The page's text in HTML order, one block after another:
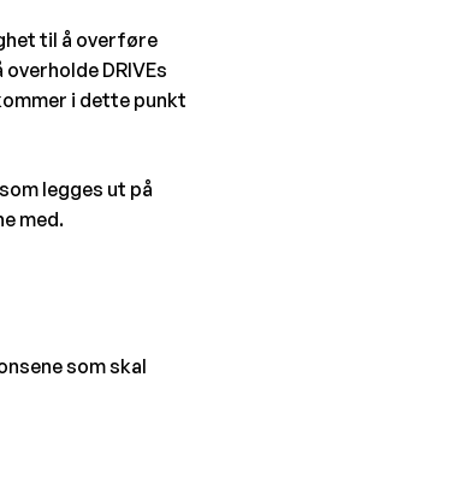
til å overføre
DRIVEs
i dette punkt
legges ut på
med.
som skal